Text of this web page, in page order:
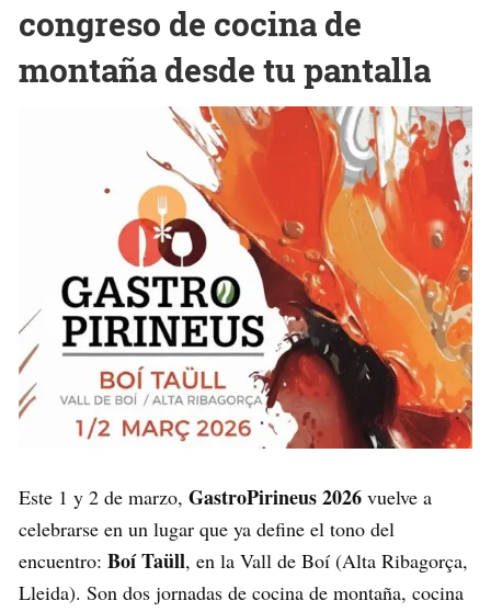
congreso de cocina de
montaña desde tu pantalla
Este 1 y 2 de marzo, GastroPirineus 2026 vuelve a
celebrarse en un lugar que ya define el tono del
encuentro: Boí Taüll, en la Vall de Boí (Alta Ribagorça,
Lleida). Son dos jornadas de cocina de montaña, cocina